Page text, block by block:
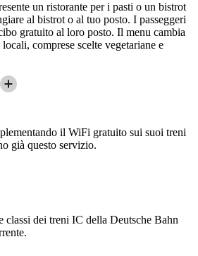
un ristorante per i pasti o un bistrot
al bistrot o al tuo posto. I passeggeri
gratuito al loro posto. Il menu cambia
comprese scelte vegetariane e
il WiFi gratuito sui suoi treni
già questo servizio.
classi dei treni IC della Deutsche Bahn